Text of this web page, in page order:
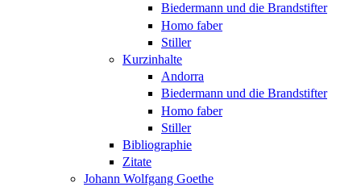
Biedermann und die Brandstifter
Homo faber
Stiller
Kurzinhalte
Andorra
Biedermann und die Brandstifter
Homo faber
Stiller
Bibliographie
Zitate
Johann Wolfgang Goethe